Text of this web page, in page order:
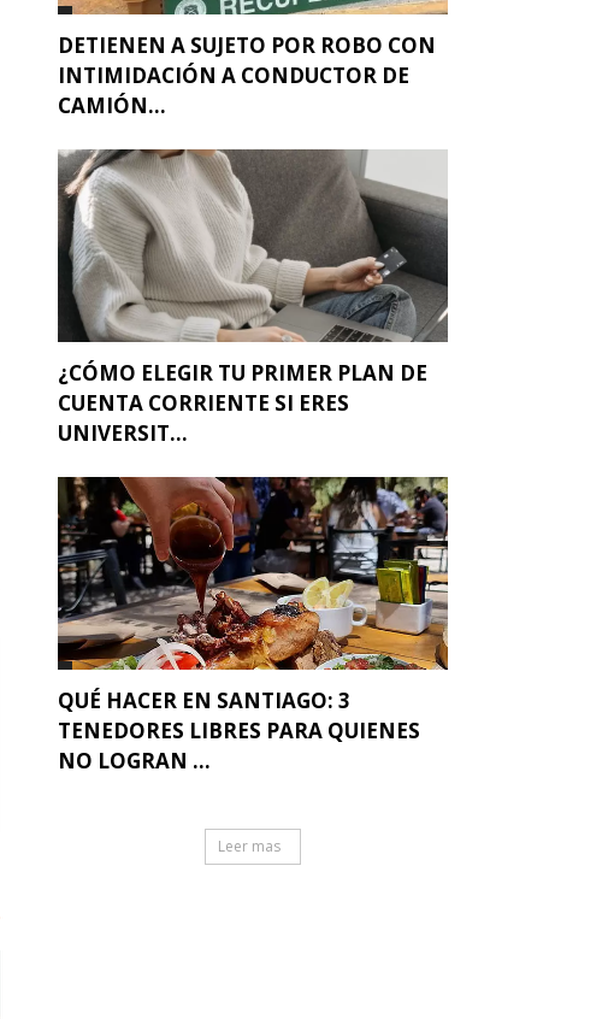
DETIENEN A SUJETO POR ROBO CON
INTIMIDACIÓN A CONDUCTOR DE
CAMIÓN...
¿CÓMO ELEGIR TU PRIMER PLAN DE
CUENTA CORRIENTE SI ERES
UNIVERSIT...
QUÉ HACER EN SANTIAGO: 3
TENEDORES LIBRES PARA QUIENES
NO LOGRAN ...
Leer mas